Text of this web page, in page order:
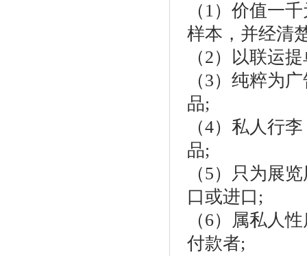
（1）价值一
样本，并经清
（2）以联运
（3）纯粹为
品;
（4）私人行
品;
（5）只为展
口或进口;
（6）属私人
付款者;